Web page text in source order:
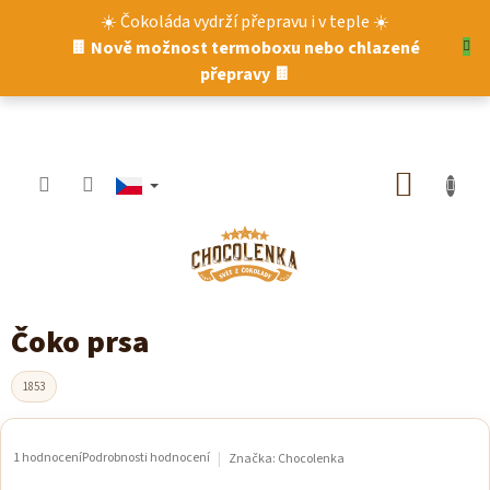
☀️ Čokoláda vydrží přepravu i v teple ☀️
🍫 Nově možnost termoboxu nebo chlazené
přepravy 🍫
Čoko prsa
1853
Průměrné
1 hodnoceníPodrobnosti hodnocení Značka: Chocolenka